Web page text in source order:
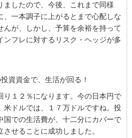
したので、今後、これまで同様
、一本調子に上がるとまで心配しな
んが、しかし、予算を余裕を持って
ンフレに対するリスク・ヘッジが多
資資金で、生活が回る！
１２％になります。今の日本円で
米ドルでは、１７万ドルですね。投
国での生活費が、十二分にカバーで
せることに成功しました。